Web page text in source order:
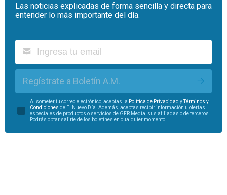
Las noticias explicadas de forma sencilla y directa para
entender lo más importante del día.
Regístrate a Boletín A.M.
Al someter tu correo electrónico, aceptas la Política de Privacidad yTérminos y
Condiciones de El Nuevo Día. Además, aceptas recibir información u ofertas
especiales de productos o servicios de GFR Media, sus afiliadas o de terceros.
Podrás optar salirte de los boletines en cualquier momento.